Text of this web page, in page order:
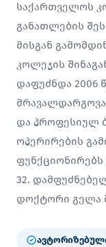
საქართველოს
განათლების
მისგან
კოლეჯის
დაფუძნდა 2006
და პროფესიულ
ოპერირების
ფუნქციონირებს
32.
დოქტორი გელა